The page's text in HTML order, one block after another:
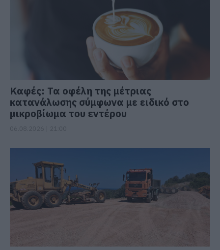
Καφές: Τα οφέλη της μέτριας
κατανάλωσης σύμφωνα με ειδικό στο
μικροβίωμα του εντέρου